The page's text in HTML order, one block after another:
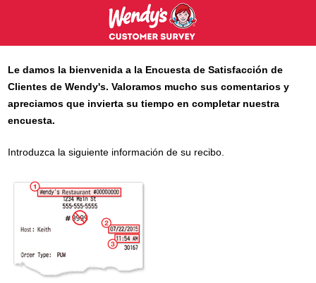
Le damos la bienvenida a la Encuesta de Satisfacción de
Clientes deWendy's. Valoramos mucho sus comentarios y
apreciamos que invierta su tiempo en completar nuestra
encuesta.
Introduzca la siguiente información de su recibo.